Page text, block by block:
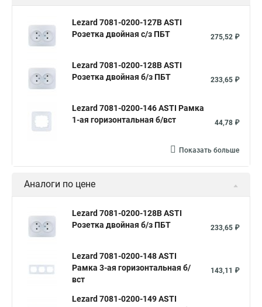
Lezard 7081-0200-127B ASTI
Розетка двойная с/з ПБТ
275,52 ₽
Lezard 7081-0200-128B ASTI
Розетка двойная б/з ПБТ
233,65 ₽
Lezard 7081-0200-146 ASTI Рамка
1-ая горизонтальная б/вст
44,78 ₽
Показать больше
Аналоги по цене
Lezard 7081-0200-128B ASTI
Розетка двойная б/з ПБТ
233,65 ₽
Lezard 7081-0200-148 ASTI
Рамка 3-ая горизонтальная б/
вст
143,11 ₽
Lezard 7081-0200-149 ASTI